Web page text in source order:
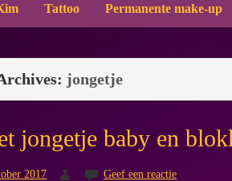
Tattoo Permanente make-up
jongetje
jongetje baby en
2017 Geef een reactie